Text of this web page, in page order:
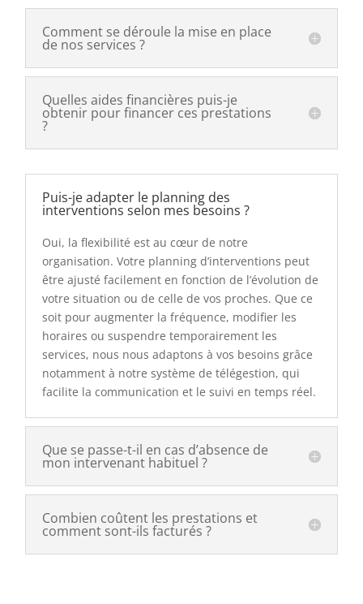
Comment se déroule la mise en place
de nos services ?
Quelles aides financières puis-je
obtenir pour financer ces prestations
?
Puis-je adapter le planning des
interventions selon mes besoins ?
Oui, la flexibilité est au cœur de notre
organisation. Votre planning d’interventions peut
être ajusté facilement en fonction de l’évolution de
votre situation ou de celle de vos proches. Que ce
soit pour augmenter la fréquence, modifier les
horaires ou suspendre temporairement les
services, nous nous adaptons à vos besoins grâce
notamment à notre système de télégestion, qui
facilite la communication et le suivi en temps réel.
Que se passe-t-il en cas d’absence de
mon intervenant habituel ?
Combien coûtent les prestations et
comment sont-ils facturés ?